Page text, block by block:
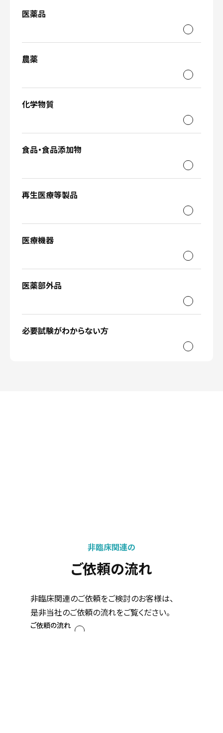
医薬品
農薬
化学物質
食品・食品添加物
再生医療等製品
医療機器
医薬部外品
必要試験がわからない方
非臨床関連の
ご依頼の流れ
非臨床関連のご依頼をご検討のお客様は、
是非当社のご依頼の流れをご覧ください。
ご依頼の流れ